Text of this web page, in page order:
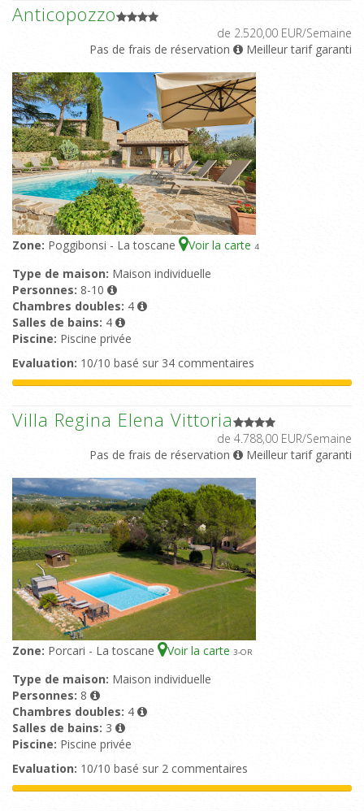
Anticopozzo
de 2.520,00 EUR/Semaine
Pas de frais de réservation
Meilleur tarif garanti
Zone: Poggibonsi - La toscane Voir la carte 4
Type de maison: Maison individuelle
Personnes: 8-10
Chambres doubles: 4
Salles de bains: 4
Piscine: Piscine privée
Evaluation: 10/10 basé sur 34 commentaires
Villa Regina Elena Vittoria
de 4.788,00 EUR/Semaine
Pas de frais de réservation
Meilleur tarif garanti
Zone: Porcari - La toscane Voir la carte 3-OR
Type de maison: Maison individuelle
Personnes: 8
Chambres doubles: 4
Salles de bains: 3
Piscine: Piscine privée
Evaluation: 10/10 basé sur 2 commentaires